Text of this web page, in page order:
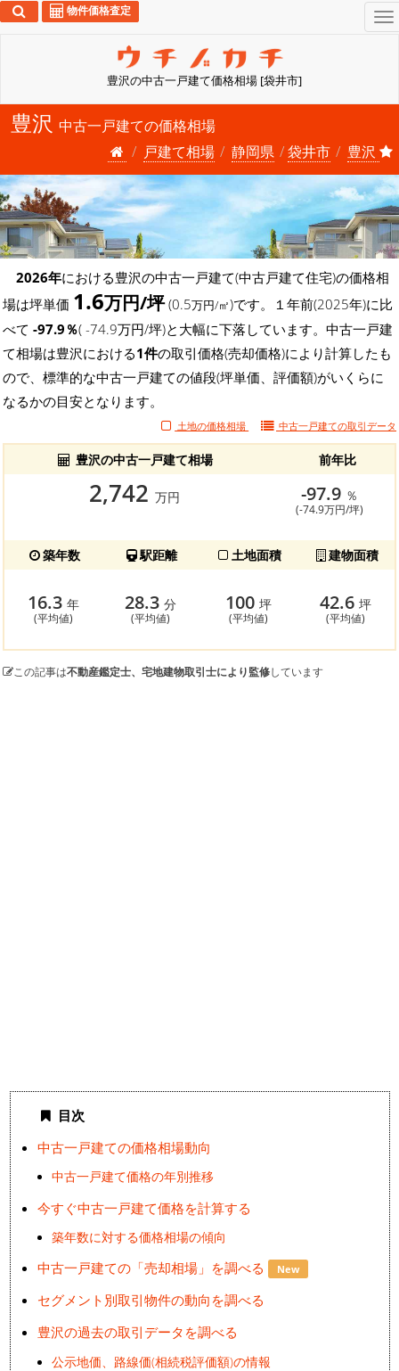
豊沢の中古一戸建て価格相場 [袋井市]
物件価格査定
豊沢 中古一戸建ての価格相場
戸建て相場
静岡県 袋井市 豊沢
2026年における豊沢の中古一戸建て(中古戸建て住宅)の価格相
場は坪単価 1.6万円/坪(0.5万円/㎡)です。１年前(2025年)に比
べて -97.9％( -74.9万円/坪)と大幅に下落しています。中古一戸建
て相場は豊沢における1件の取引価格(売却価格)により計算したも
ので、標準的な中古一戸建ての値段(坪単価、評価額)がいくらに
なるかの目安となります。
土地の価格相場 中古一戸建ての取引データ
豊沢の中古一戸建て相場 前年比
2,742 万円 -97.9 ％
(-74.9万円/坪)
築年数 駅距離 土地面積 建物面積
16.3 年
(平均値)
28.3分
(平均値)
100 坪
(平均値)
42.6坪
(平均値)
この記事は不動産鑑定士、宅地建物取引士により監修しています
目次
中古一戸建ての価格相場動向
中古一戸建て価格の年別推移
今すぐ中古一戸建て価格を計算する
築年数に対する価格相場の傾向
中古一戸建ての「売却相場」を調べる New
セグメント別取引物件の動向を調べる
豊沢の過去の取引データを調べる
公示地価、路線価(相続税評価額)の情報